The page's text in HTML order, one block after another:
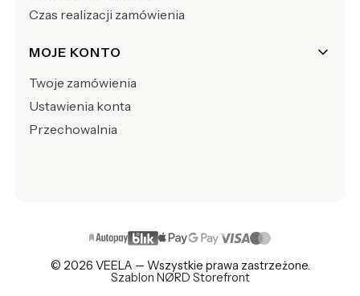
Czas realizacji zamówienia
MOJE KONTO
Twoje zamówienia
Ustawienia konta
Przechowalnia
© 2026 VEELA — Wszystkie prawa zastrzeżone.
Szablon NØRD Storefront